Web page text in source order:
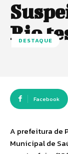
Rio
DESTAQUE
Facebook
A prefeitura de
Municipal de